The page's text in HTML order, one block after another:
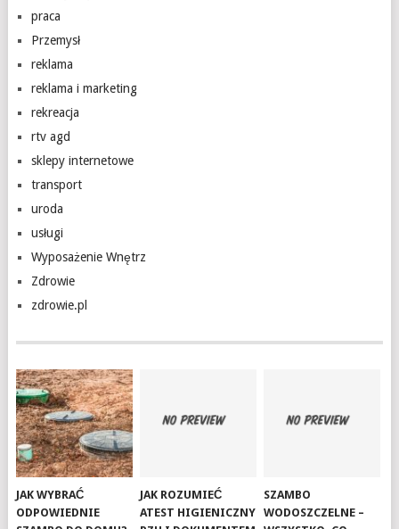
praca
Przemysł
reklama
reklama i marketing
rekreacja
rtv agd
sklepy internetowe
transport
uroda
usługi
Wyposażenie Wnętrz
Zdrowie
zdrowie.pl
JAK WYBRAĆ
ODPOWIEDNIE
JAK ROZUMIEĆ
ATEST HIGIENICZNY
SZAMBO
WODOSZCZELNE –